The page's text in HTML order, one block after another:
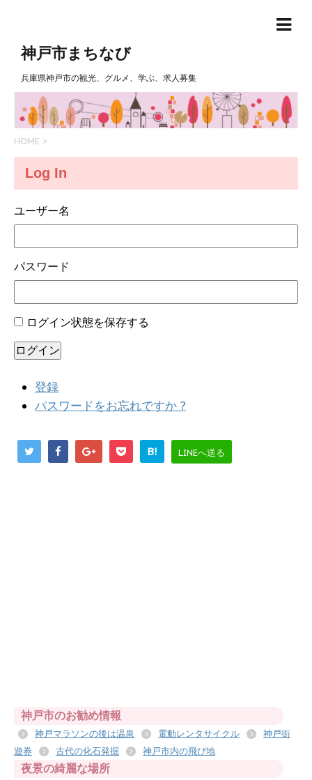
神戸市まちなび
兵庫県神戸市の観光、グルメ、学ぶ、求人募集
HOME >
Log In
ユーザー名
パスワード
ログイン状態を保存する
ログイン
登録
パスワードをお忘れですか ?
B! LINEへ送る
神戸市のお勧め情報
神戸マラソンの後は温泉 電動レンタサイクル
神戸街
遊券
古代の化石発掘 神戸市内の飛び地
夜景の綺麗な場所